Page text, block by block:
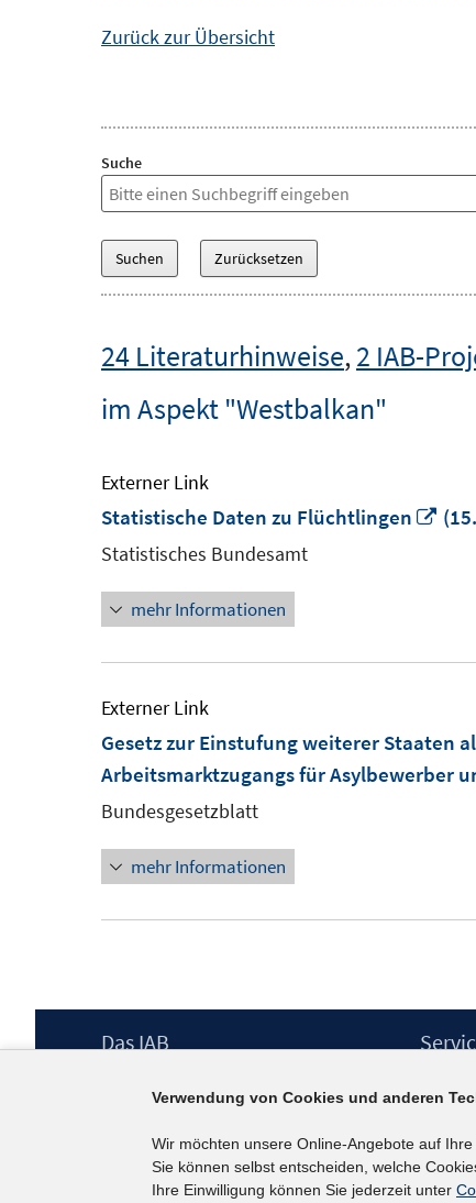
Zurück zur Übersicht
Suche
24 Literaturhinweise,2 IAB-
im Aspekt "Westbalkan"
Externer Link
Statistische Daten zu Flüchtlingen
In
Statistisches Bundesamt
mehr Informationen
Externer Link
Gesetz zur Einstufung weiterer Staaten
Arbeitsmarktzugangs für Asylbewerber
Bundesgesetzblatt
mehr Informationen
Footer
Das IAB
Berufsforschung (IAB) – unser Leitbild
Institutsleitung
Graduiertenprogramm
Befragungen
IAB-
Kontakt
Verwendung von Cookies und anderen
Wir möchten unsere Online-Angebote auf
Sie können selbst entscheiden, welche
Ihre Einwilligung können Sie jederzeit unter